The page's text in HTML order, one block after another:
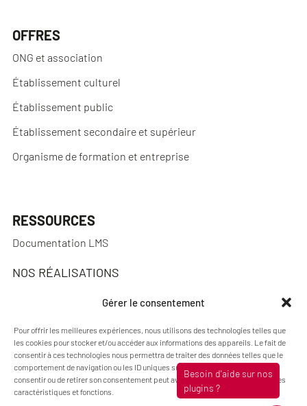
Gérer le consentement
Pour offrir les meilleures expériences, nous utilisons des technologies telles que
les cookies pour stocker et/ou accéder aux informations des appareils. Le fait de
consentir à ces technologies nous permettra de traiter des données telles que le
comportement de navigation ou les ID uniques sur ce site. Le fait de ne pas
consentir ou de retirer son consentement peut avoir un effet négatif sur certaines
caractéristiques et fonctions.
OFFRES
ONG et association
Établissement culturel
Établissement public
Établissement secondaire et supérieur
Organisme de formation et entreprise
RESSOURCES
Documentation LMS
NOS RÉALISATIONS
A PROPOS
Actualités